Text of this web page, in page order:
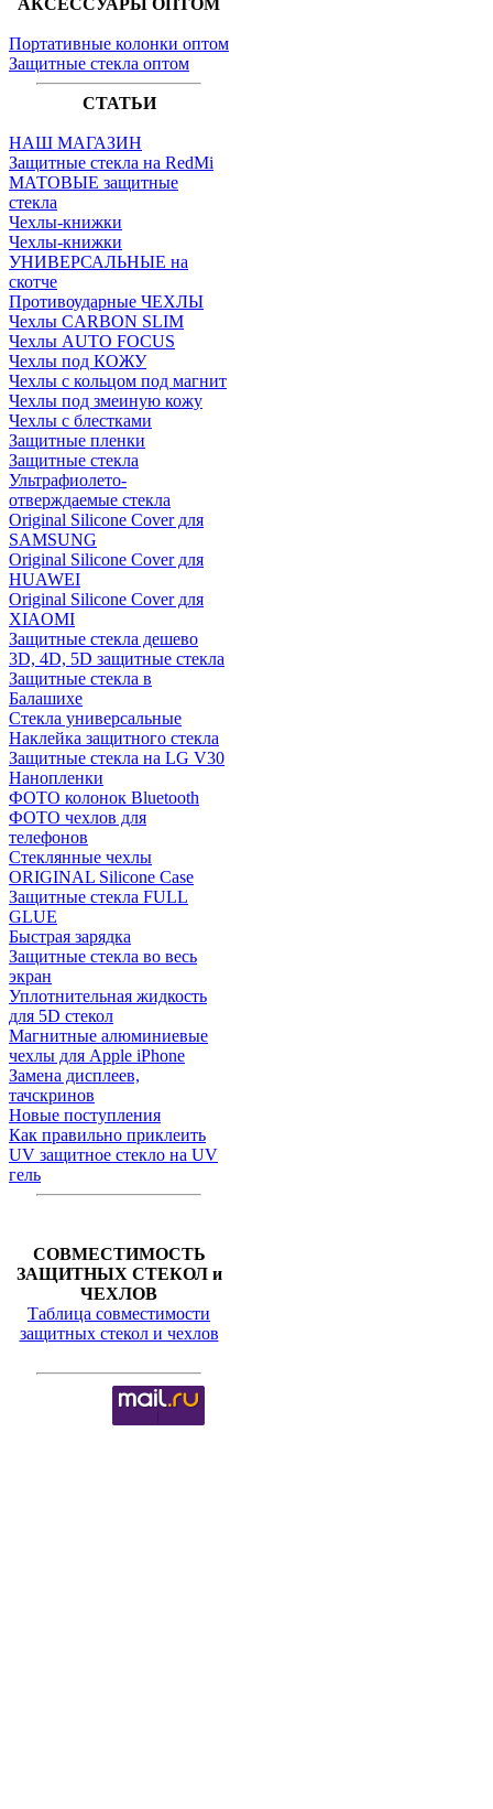
АКСЕССУАРЫ ОПТОМ
Портативные колонки оптом
Защитные стекла оптом
СТАТЬИ
НАШ МАГАЗИН
Защитные стекла на RedMi
МАТОВЫЕ защитные
стекла
Чехлы-книжки
Чехлы-книжки
УНИВЕРСАЛЬНЫЕ на
скотче
Противоударные ЧЕХЛЫ
Чехлы CARBON SLIM
Чехлы AUTO FOCUS
Чехлы под КОЖУ
Чехлы с кольцом под магнит
Чехлы под змеиную кожу
Чехлы с блестками
Защитные пленки
Защитные стекла
Ультрафиолето-
отверждаемые стекла
Original Silicone Cover для
SAMSUNG
Original Silicone Cover для
HUAWEI
Original Silicone Cover для
XIAOMI
Защитные стекла дешево
3D, 4D, 5D защитные стекла
Защитные стекла в
Балашихе
Стекла универсальные
Наклейка защитного стекла
Защитные стекла на LG V30
Нанопленки
ФОТО колонок Bluetooth
ФOTO чехлов для
телефонов
Стеклянные чехлы
ORIGINAL Silicone Case
Защитные стекла FULL
GLUE
Быстрая зарядка
Защитные стекла во весь
экран
Уплотнительная жидкость
для 5D стекол
Магнитные алюминиевые
чехлы для Apple iPhone
Замена дисплеев,
тачскринов
Новые поступления
Как правильно приклеить
UV защитное стекло на UV
гель
СОВМЕСТИМОСТЬ
ЗАЩИТНЫХ СТЕКОЛ и
ЧЕХЛОВ
Таблица совместимости
защитных стекол и чехлов